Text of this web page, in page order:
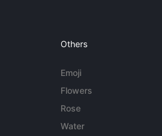
Others
Emoji
Flowers
Rose
Water